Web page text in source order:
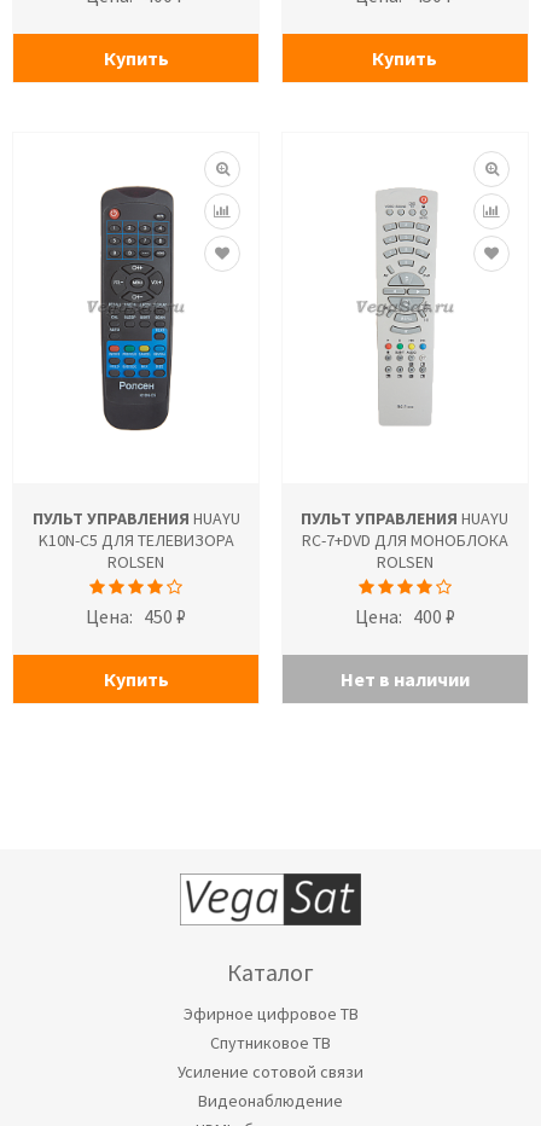
Купить Купить
ПУЛЬТ УПРАВЛЕНИЯ HUAYU
K10N-C5 ДЛЯ ТЕЛЕВИЗОРА
ROLSEN
Цена: 450 ₽
Купить
ПУЛЬТ УПРАВЛЕНИЯ HUAYU
RC-7+DVD ДЛЯ МОНОБЛОКА
ROLSEN
Цена: 400 ₽
Нет в наличии
Каталог
Эфирное цифровое ТВ
Спутниковое ТВ
Усиление сотовой связи
Видеонаблюдение